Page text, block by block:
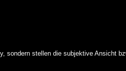
sondern stellen die subjektive Ansicht